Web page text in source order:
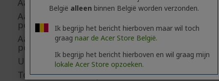
Aantal USB 2.0 poorten
Aantal USB 3.2 Gen 1 Type-A-
poorten
Aantal USB 3.2 Gen 1 Type-C-
poorten
USB Type-C
Totaal aantal USB poorten
België alleen binnen België worden verzonden.
Ik begrijp het bericht hierboven maar wil toch
graag naar de Acer Store België.
Ik begrijp het bericht hierboven en wil graag mijn
lokale Acer Store opzoeken.